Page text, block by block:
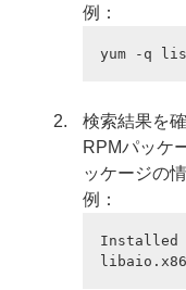
例：
yum -q
検索結果を
RPMパッケ
ッケージの
例：
Installed